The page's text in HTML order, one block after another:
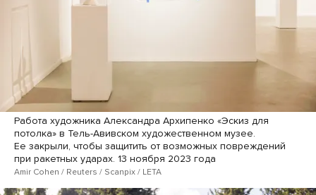
Работа художника Александра Архипенко «Эскиз для
потолка» в Тель-Авивском художественном музее.
Ее закрыли, чтобы защитить от возможных повреждений
при ракетных ударах. 13 ноября 2023 года
Amir Cohen / Reuters / Scanpix / LETA